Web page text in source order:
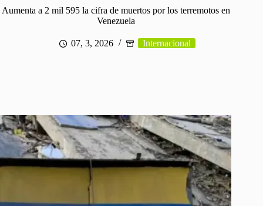
Aumenta a 2 mil 595 la cifra de muertos por los terremotos en
Venezuela
07, 3, 2026 Internacional